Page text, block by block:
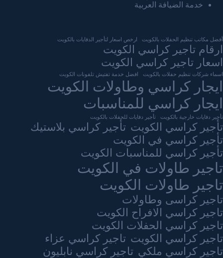
خدمة الضيافة العربية
أفضل مكاتب تنظيم الحفلات بالكويت ارخص اسعار لتأجير الدفايات بالكويت
ارقام تاجير كراسي الكويت
اسعار تاجير كراسي الكويت
اسماء شركات تنظيم حفلات بالكويت افضل خدمة تفتيش تلفونات الكويت
ايجار كراسي وطاولات الكويت
ايجار كراسي للمناسبات
تأجير دفايات خارجية بالكويت تأجير دفايات للحفلات بالكويت
تأجير كراسي الكويت تأجير كراسي بلاستيك
تأجير كراسي في الكويت
تأجير كراسي للمناسبات الكويت
تاجير طاولات في الكويت
تاجير طاولات الكويت
تاجير كراسى وطاولات
تاجير كراسي الافراح الكويت
تاجير كراسي الحفلات الكويت
تاجير كراسي الكويت تاجير كراسي عزاء
تاجير كراسي ملكي تاجير كراسي نابليون